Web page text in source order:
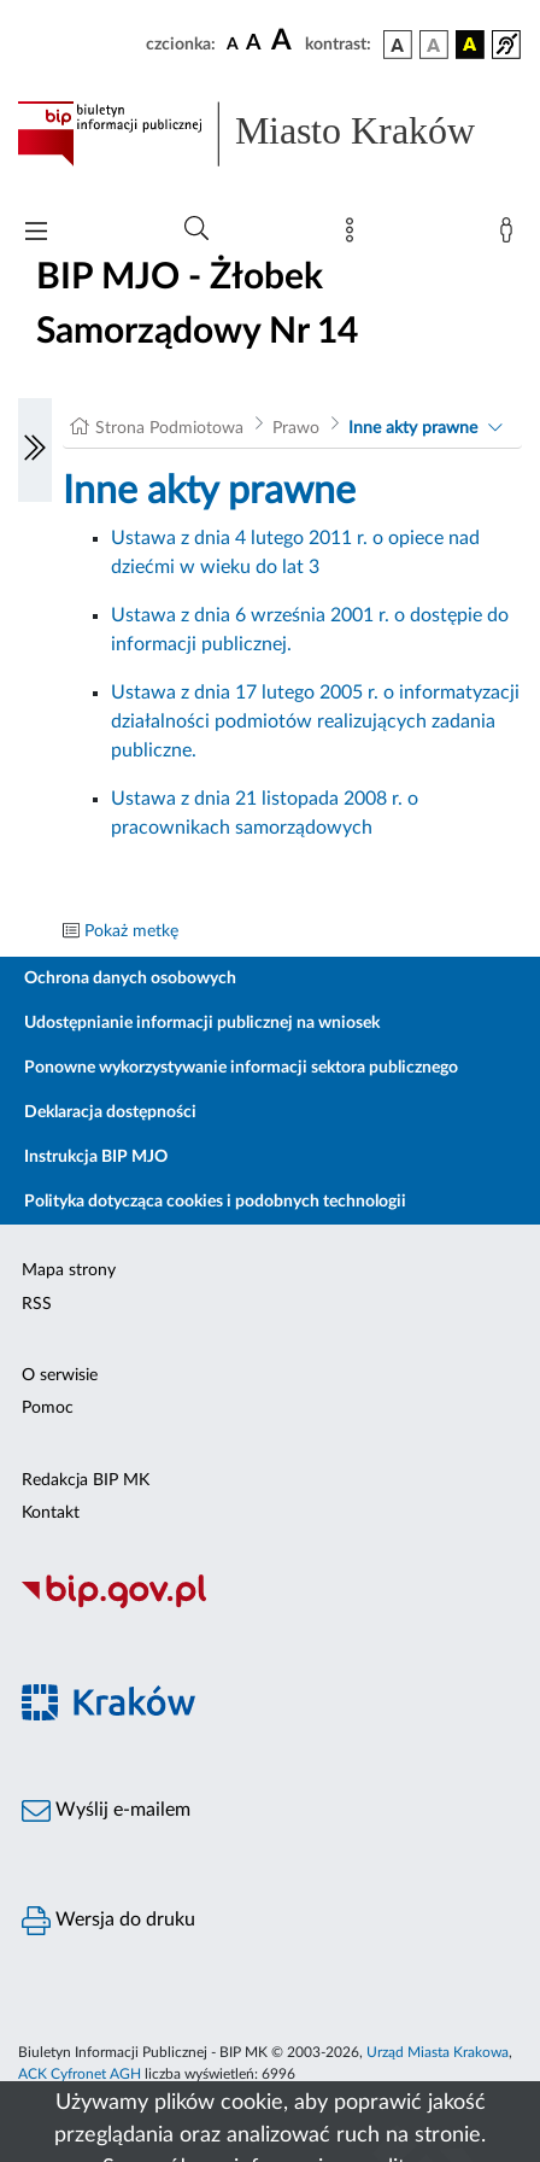
Używamy plików cookie, aby poprawić jakość
przeglądania oraz analizować ruch na stronie.
czcionka: A A A kontrast:
Miasto Kraków
BIP MJO - Żłobek
Samorządowy Nr 14
Strona Podmiotowa Prawo Inne akty prawne
Inne akty prawne
Ustawa z dnia 4 lutego 2011 r. o opiece nad
dziećmi w wieku do lat 3
Ustawa z dnia 6 września 2001 r. o dostępie do
informacji publicznej.
Ustawa z dnia 17 lutego 2005 r. o informatyzacji
działalności podmiotów realizujących zadania
publiczne.
Ustawa z dnia 21 listopada 2008 r. o
pracownikach samorządowych
Pokaż metkę
Ochrona danych osobowych
Udostępnianie informacji publicznej na wniosek
Ponowne wykorzystywanie informacji sektora publicznego
Deklaracja dostępności
Instrukcja BIP MJO
Polityka dotycząca cookies i podobnych technologii
Mapa strony
RSS
O serwisie
Pomoc
Redakcja BIP MK
Kontakt
Wyślij e-mailem
Wersja do druku
Biuletyn Informacji Publicznej - BIP MK © 2003-2026, Urząd Miasta Krakowa,
ACK Cyfronet AGH
liczba wyświetleń: 6996